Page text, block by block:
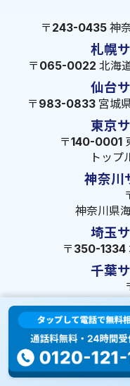
〒243-0435 神
札幌
〒065-0022 北海
仙台
〒983-0833 宮城
東京
〒140-0001
トップ
神奈川
神奈川県
埼玉
〒350-1334
千葉
千葉県千
茨城
〒309-1717 茨
長野
〒380-0921 長野県